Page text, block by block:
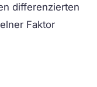
differenzierten
Faktor